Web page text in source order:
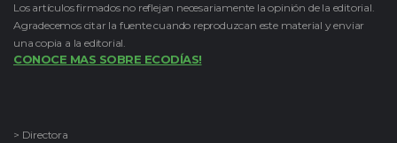
Los artículos firmados no reflejan necesariamente la opinión de la editorial.
Agradecemos citar la fuente cuando reproduzcan este material y enviar
una copia a la editorial.
CONOCE MAS SOBRE ECODÍAS!
> Directora